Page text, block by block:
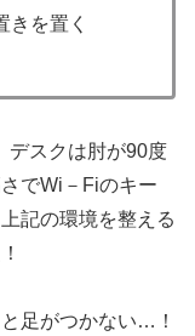
きを置く
デスクは肘が90度
でWi－Fiのキー
記の環境を整える
足がつかない…！